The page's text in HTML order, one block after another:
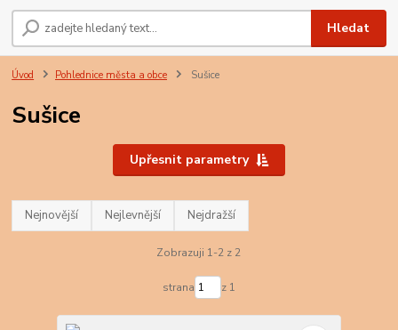
Hledat
Úvod Pohlednice města a obce Sušice
Sušice
Upřesnit parametry
Nejnovější Nejlevnější Nejdražší
Zobrazuji 1-2 z 2
strana z 1